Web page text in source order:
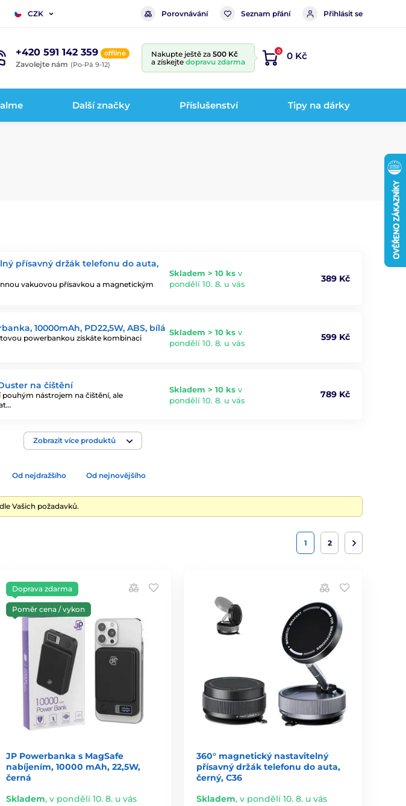
CZK Porovnávání Seznam přání Přihlásit se
+420 591 142 359 offline
Zavolejte nám (Po-Pá 9-12)
Nakupte ještě za 500 Kč
a získejte dopravu zdarma
0 0 Kč
Další značky Příslušenství Tipy na dárky
přísavný držák telefonu do auta,
vakuovou přísavkou a magnetickým
Skladem > 10 ks v
pondělí 10. 8. u vás
389 Kč
10000mAh, PD22,5W, ABS, bílá
powerbankou získáte kombinaci
Skladem > 10 ks v
pondělí 10. 8. u vás
599 Kč
na čištění
nástrojem na čištění, ale
Skladem > 10 ks v
pondělí 10. 8. u vás
789 Kč
Zobrazit více produktů
Od nejdražšího Od nejnovějšího
Vašich požadavků.
1 2
Doprava zdarma
Poměr cena / vykon
JP Powerbanka s MagSafe
nabíjením, 10000 mAh, 22,5W,
černá
Skladem, v pondělí 10. 8. u vás
360° magnetický nastavitelný
přísavný držák telefonu do auta,
černý, C36
Skladem,v pondělí 10. 8. u vás